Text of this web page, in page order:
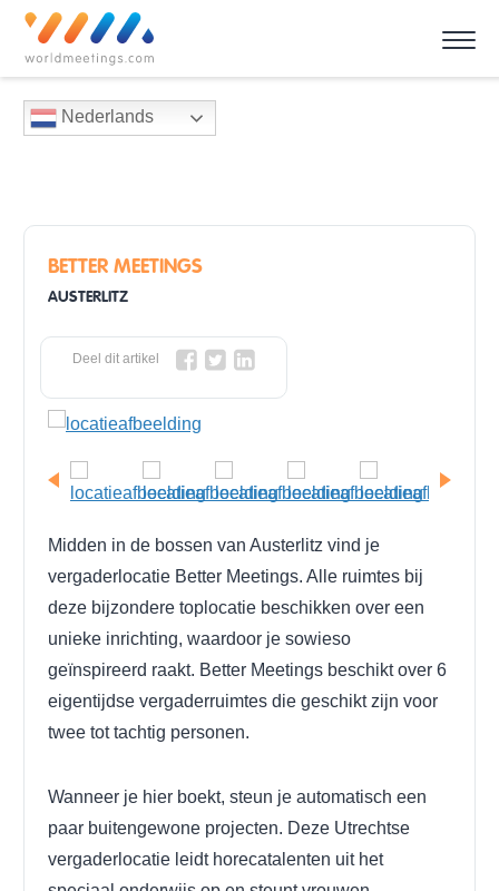
Nederlands
BETTER MEETINGS
AUSTERLITZ
Deel dit artikel
Midden in de bossen van Austerlitz vind je
vergaderlocatie Better Meetings. Alle ruimtes bij
deze bijzondere toplocatie beschikken over een
unieke inrichting, waardoor je sowieso
geïnspireerd raakt. Better Meetings beschikt over 6
eigentijdse vergaderruimtes die geschikt zijn voor
twee tot tachtig personen.
Wanneer je hier boekt, steun je automatisch een
paar buitengewone projecten. Deze Utrechtse
vergaderlocatie leidt horecatalenten uit het